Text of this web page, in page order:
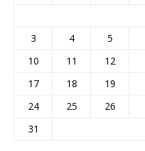
3
4 5
10
11 12
17
18 19
24
25 26
31